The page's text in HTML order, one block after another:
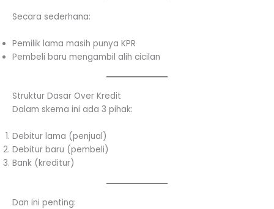
Secara sederhana:
Pemilik lama masih punya KPR
Pembeli baru mengambil alih cicilan
Struktur Dasar Over Kredit
Dalam skema ini ada 3 pihak:
Debitur lama (penjual)
Debitur baru (pembeli)
Bank (kreditur)
Dan ini penting: